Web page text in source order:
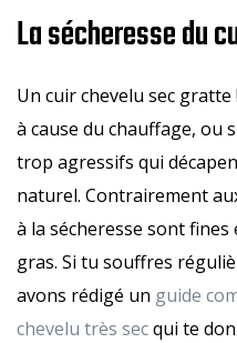
La sécheresse du
Un cuir chevelu sec
à cause du chauffage, ou
trop agressifs qui
naturel. Contrairement
à la sécheresse sont
gras. Si tu souffres
avons rédigé un guide
chevelu très secqui te